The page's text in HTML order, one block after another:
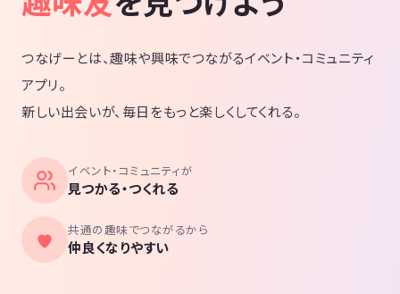
つなげーとは、趣味や興味でつながるイベント・コミュニティ
アプリ。
新しい出会いが、毎日をもっと楽しくしてくれる。
イベント・コミュニティが
見つかる・つくれる
共通の趣味でつながるから
仲良くなりやすい